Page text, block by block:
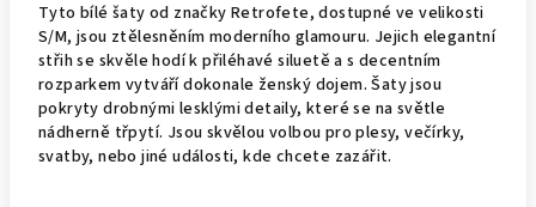
Tyto bílé šaty od značky Retrofete, dostupné ve velikosti
S/M, jsou ztělesněním moderního glamouru. Jejich elegantní
střih se skvěle hodí k přiléhavé siluetě a s decentním
rozparkem vytváří dokonale ženský dojem. Šaty jsou
pokryty drobnými lesklými detaily, které se na světle
nádherně třpytí. Jsou skvělou volbou pro plesy, večírky,
svatby, nebo jiné události, kde chcete zazářit.